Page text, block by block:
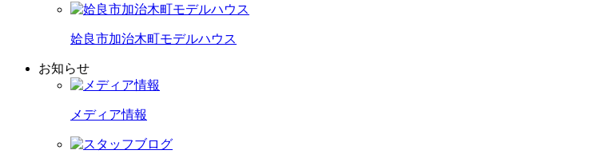
姶良市加治木町モデルハウス
お知らせ
メディア情報